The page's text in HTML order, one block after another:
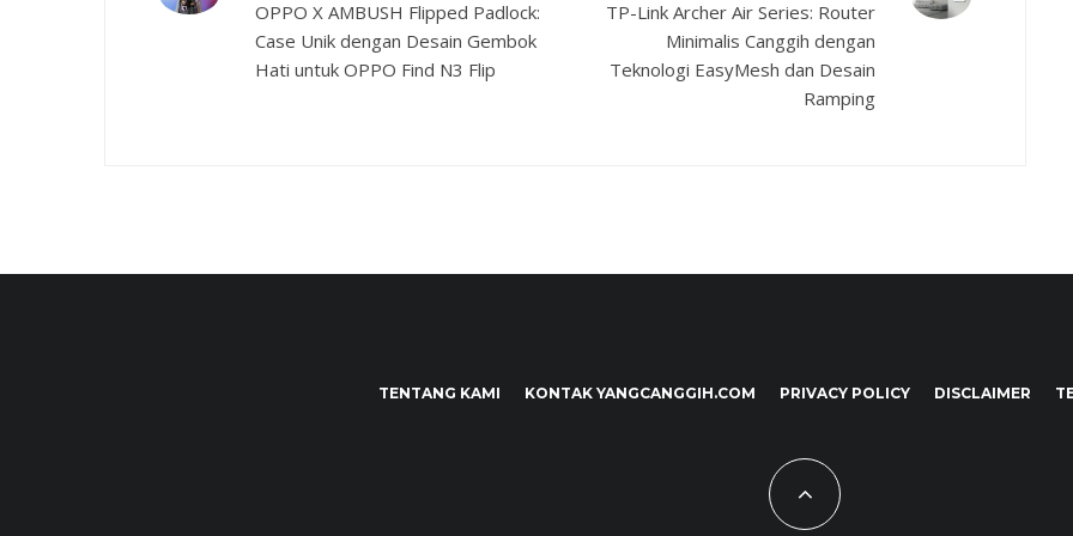
OPPO X AMBUSH Flipped Padlock:
Case Unik dengan Desain Gembok
Hati untuk OPPO Find N3 Flip
TP-Link Archer Air Series: Router
Minimalis Canggih dengan
Teknologi EasyMesh dan Desain
Ramping
TENTANG KAMI KONTAK YANGCANGGIH.COM PRIVACY POLICY DISCLAIMER